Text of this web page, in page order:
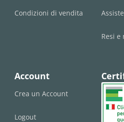
Condizioni di vendita
Resi e
Account
Crea un Account
Logout